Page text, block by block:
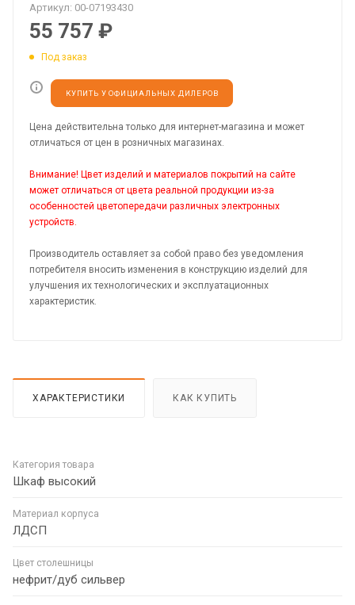
Артикул: 00-07193430
55 757 ₽
Под заказ
КУПИТЬ У ОФИЦИАЛЬНЫХ ДИЛЕРОВ
Цена действительна только для интернет-магазина и может
отличаться от цен в розничных магазинах.
Внимание! Цвет изделий и материалов покрытий на сайте
может отличаться от цвета реальной продукции из-за
особенностей цветопередачи различных электронных
устройств.
Производитель оставляет за собой право без уведомления
потребителя вносить изменения в конструкцию изделий для
улучшения их технологических и эксплуатационных
характеристик.
ХАРАКТЕРИСТИКИ КАК КУПИТЬ
Категория товара
Шкаф высокий
Материал корпуса
ЛДСП
Цвет столешницы
нефрит/дуб сильвер